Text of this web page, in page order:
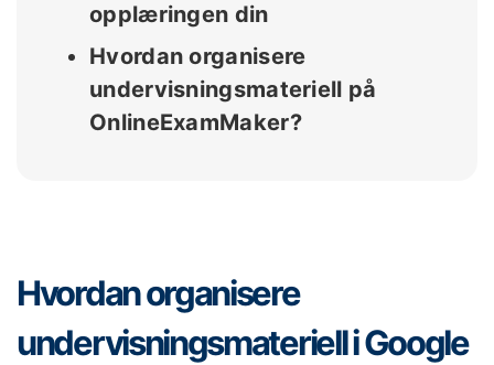
opplæringen din
Hvordan organisere
undervisningsmateriell på
OnlineExamMaker?
Hvordan organisere
undervisningsmateriell i Google